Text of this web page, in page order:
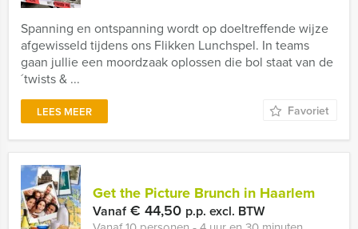
Spanning en ontspanning wordt op doeltreffende wijze
afgewisseld tijdens ons Flikken Lunchspel. In teams
gaan jullie een moordzaak oplossen die bol staat van de
´twists & ...
LEES MEER Favoriet
Get the Picture Brunch in Haarlem
Vanaf€ 44,50 p.p. excl. BTW